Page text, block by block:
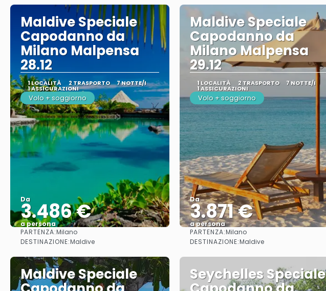
Maldive Speciale
Capodanno da
Milano Malpensa
28.12
1 LOCALITÀ 2 TRASPORTO 7 NOTTE/I
1 ASSICURAZIONI
Volo + soggiorno
Da
3.486 €
a persona
Vedere
PARTENZA:Milano
DESTINAZIONE:Maldive
Maldive Speciale
Capodanno da
Milano Malpensa
29.12
1 LOCALITÀ 2 TRASPORTO 7 NOTTE/I
1 ASSICURAZIONI
Volo + soggiorno
Da
3.871 €
a persona
Vedere
PARTENZA:Milano
DESTINAZIONE:Maldive
Maldive Speciale Seychelles Speciale